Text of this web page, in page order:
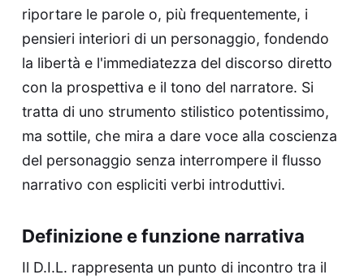
riportare le parole o, più frequentemente, i
pensieri interiori di un personaggio, fondendo
la libertà e l'immediatezza del discorso diretto
con la prospettiva e il tono del narratore. Si
tratta di uno strumento stilistico potentissimo,
ma sottile, che mira a dare voce alla coscienza
del personaggio senza interrompere il flusso
narrativo con espliciti verbi introduttivi.
Definizione e funzione narrativa
Il D.I.L. rappresenta un punto di incontro tra il